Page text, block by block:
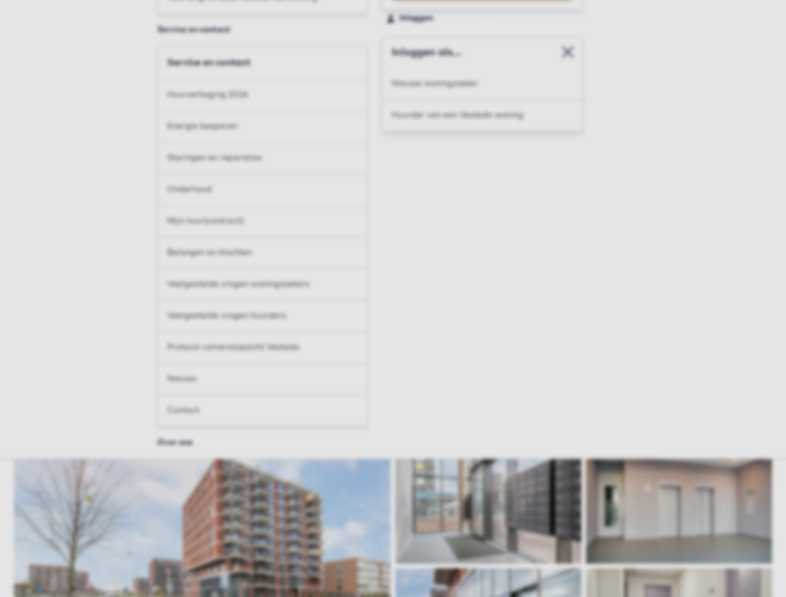
Service en contact
Service en contact
Huurverhoging 2026
Energie besparen
Storingen en reparaties
Onderhoud
Mijn huur(contract)
Belangen en klachten
Veelgestelde vragen woningzoekers
Veelgestelde vragen huurders
Protocol cameratoezicht Vesteda
Nieuws
Contact
Over ons
Inloggen
Inloggen als...
Sluit modal
Nieuwe woningzoeker
Huurder van een Vesteda woning